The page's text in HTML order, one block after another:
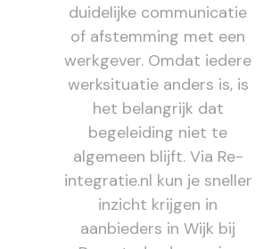
duidelijke communicatie
of afstemming met een
werkgever. Omdat iedere
werksituatie anders is, is
het belangrijk dat
begeleiding niet te
algemeen blijft. Via Re-
integratie.nl kun je sneller
inzicht krijgen in
aanbieders in Wijk bij